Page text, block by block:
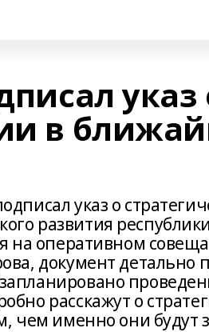
указ
в
указ о
развития
на оперативном
документ детально
расскажут о
чем именно они будут